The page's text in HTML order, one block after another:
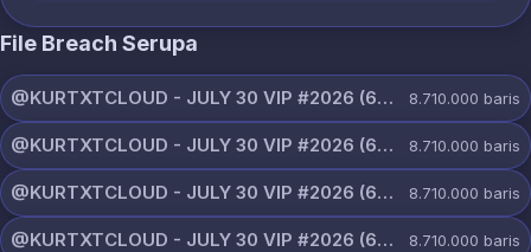
File Breach Serupa
@KURTXTCLOUD - JULY 30 VIP #2026 (63).txt 8.710.000 baris
@KURTXTCLOUD - JULY 30 VIP #2026 (62).txt 8.710.000 baris
@KURTXTCLOUD - JULY 30 VIP #2026 (61).txt 8.710.000 baris
@KURTXTCLOUD - JULY 30 VIP #2026 (60).txt 8.710.000 baris